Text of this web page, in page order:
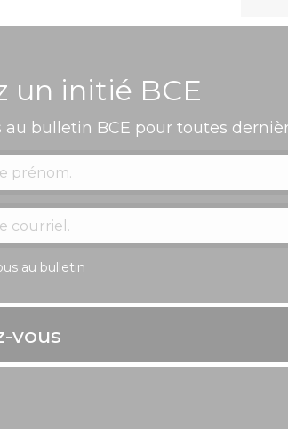
un initié BCE
bulletin BCE pour toutes
au bulletin